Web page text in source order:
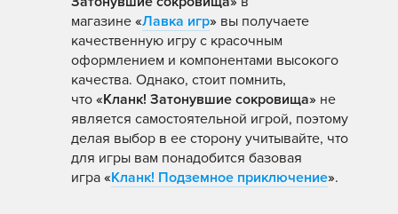
магазине «Лавка игр» вы получаете
качественную игру с красочным
оформлением и компонентами высокого
качества. Однако, стоит помнить,
что «Кланк! Затонувшие сокровища» не
является самостоятельной игрой, поэтому
делая выбор в ее сторону учитывайте, что
для игры вам понадобится базовая
игра «Кланк! Подземное приключение».